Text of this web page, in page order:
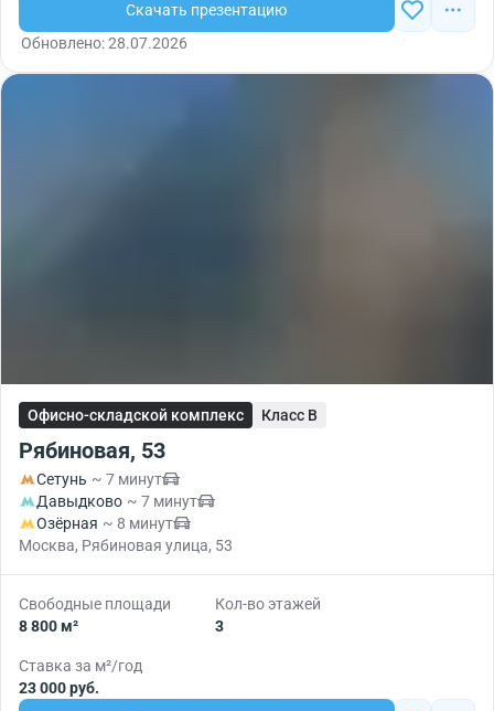
Скачать презентацию
Обновлено: 28.07.2026
Офисно-складской комплекс Класс B
Рябиновая, 53
Сетунь ~ 7 минут
Давыдково ~ 7 минут
Озёрная ~ 8 минут
Москва, Рябиновая улица, 53
Свободные площади
8 800 м²
Кол-во этажей
3
Ставка за м²/год
23 000 руб.